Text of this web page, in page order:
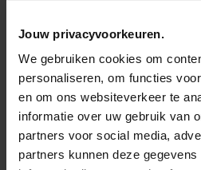
Jouw privacyvoorkeuren.
We gebruiken cookies om
personaliseren, om functies
en om ons websiteverkeer te
informatie over uw gebruik van
partners voor social media,
partners kunnen deze